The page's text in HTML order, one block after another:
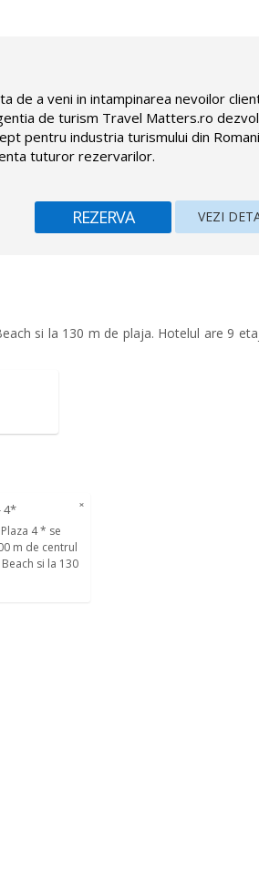
de a veni in intampinarea nevoilor
de turism Travel Matters.ro
pentru industria turismului din
tuturor rezervarilor.
REZERVA VEZI
si la 130 m de plaja. Hotelul are 9
×
4*
4 * se
m de centrul
si la 130